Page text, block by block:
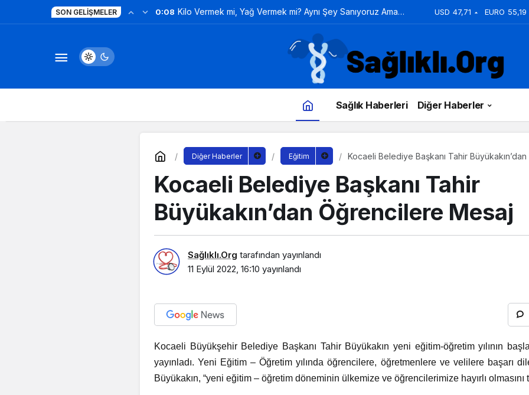
SON GELIŞMELER 0:08 Kilo Vermek mi, Yağ Vermek mi? Aynı Şey Sanıyoruz Ama USD 47,71 EURO 55,19
Sağlık Haberleri Diğer Haberler
Diğer Haberler Eğitim Kocaeli Belediye Başkanı Tahir
Kocaeli Belediye Başkanı Tahir
Büyükakın’dan Öğrencilere Mesaj
Sağlıklı.Org tarafından yayınlandı
11 Eylül 2022, 16:10 yayınlandı
Kocaeli Büyükşehir Belediye Başkanı Tahir Büyükakın yeni eğitim-öğretim yılının
yayınladı. Yeni Eğitim – Öğretim yılında öğrencilere, öğretmenlere ve velilere başarı
Büyükakın, “yeni eğitim – öğretim döneminin ülkemize ve öğrencilerimize hayırlı